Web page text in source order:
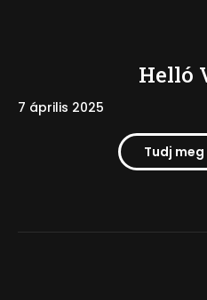
Helló
7 április 2025
Tudj